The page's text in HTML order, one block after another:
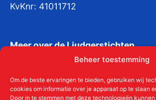
Beheer toestemming
Om de beste ervaringen te bieden, gebruiken wij
cookies om informatie over je apparaat op te slaan
Door in te stemmen met deze technologieën
KvKnr: 41011712
Meer over de Liudgerstichten
Aanmelden als donateur